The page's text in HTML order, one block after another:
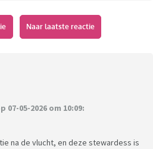
draadje gemaakt over het
cruiseschip de MV Hondius.
in Johannesburg.
ziekenhuis van Johannesburg is
vastgesteld. Bij de overleden
Naar laatste reactie
05-2026 om 10:09:
na de vlucht, en deze stewardess is